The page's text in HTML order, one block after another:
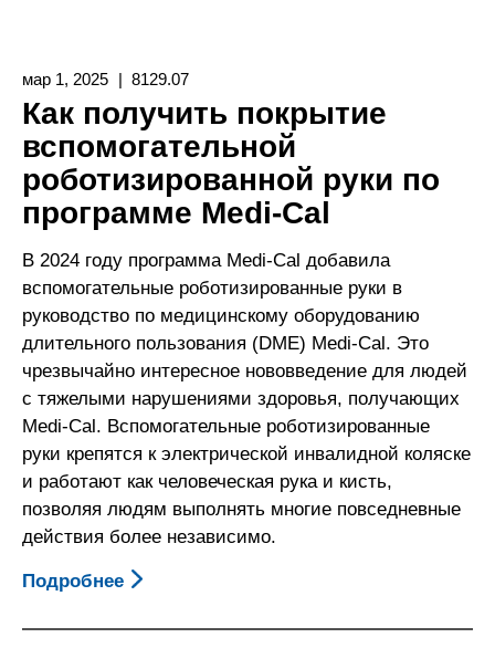
мар 1, 2025 8129.07
Как получить покрытие
вспомогательной
роботизированной руки по
программе Medi-Cal
В 2024 году программа Medi-Cal добавила
вспомогательные роботизированные руки в
руководство по медицинскому оборудованию
длительного пользования (DME) Medi-Cal. Это
чрезвычайно интересное нововведение для людей
с тяжелыми нарушениями здоровья, получающих
Medi-Cal. Вспомогательные роботизированные
руки крепятся к электрической инвалидной коляске
и работают как человеческая рука и кисть,
позволяя людям выполнять многие повседневные
действия более независимо.
Подробнее О
Получить